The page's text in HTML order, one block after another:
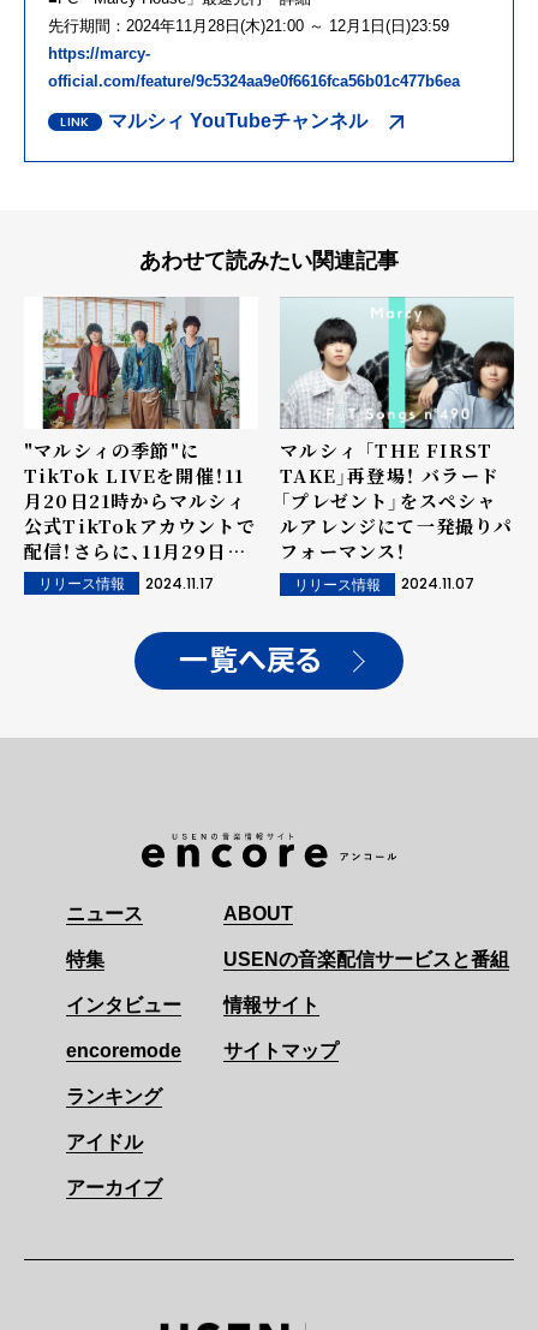
先行期間：2024年11月28日(木)21:00 ～ 12月1日(日)23:59
https://marcy-
official.com/feature/9c5324aa9e0f6616fca56b01c477b6ea
マルシィ YouTubeチャンネル
あわせて読みたい関連記事
"マルシィの季節"に
TikTok LIVEを開催！11
月20日21時からマルシィ
公式TikTokアカウントで
配信！さらに、11月29日に
はテレビ朝日系「ミュージ
ックステーション」に初出
リリース情報 2024.11.17
マルシィ 「THE FIRST
TAKE」再登場！ バラード
「プレゼント」をスペシャ
ルアレンジにて一発撮りパ
フォーマンス！
リリース情報 2024.11.07
一覧へ戻る
ニュース
特集
インタビュー
encoremode
ランキング
アイドル
アーカイブ
ABOUT
USENの音楽配信サービスと番組
情報サイト
サイトマップ